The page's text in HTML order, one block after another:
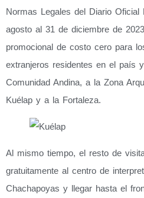
Normas Legales del Diario Oficial
agosto al 31 de diciembre de
promocional de costo cero para
extranjeros residentes en el país
Comunidad Andina, a la Zona
Kuélap y a la Fortaleza.
Al mismo tiempo, el resto de
gratuitamente al centro de
Chachapoyas y llegar hasta el